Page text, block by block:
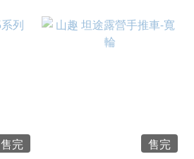
售完
售完